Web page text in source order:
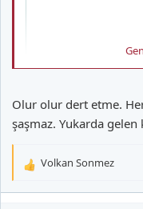
Olur olur dert etme.
şaşmaz. Yukarda gelen
T
Volkan Sonmez